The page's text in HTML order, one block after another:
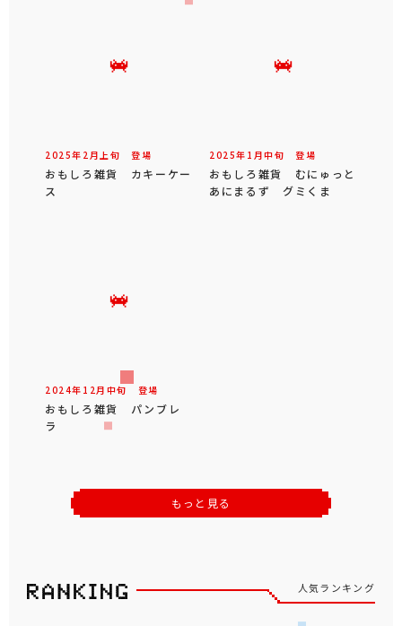
2025年 2 月 上旬 登場
おもしろ雑貨 カキーケー
ス
2025年 1 月中旬 登場
おもしろ雑貨 むにゅっと
あにまるず グミくま
2024年 12 月 中旬 登場
おもしろ雑貨 パンブレ
ラ
もっと見る
人気ランキング